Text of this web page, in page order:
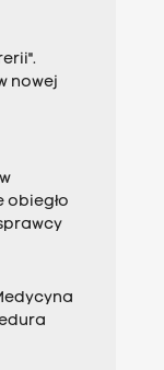
nowej
obiegło